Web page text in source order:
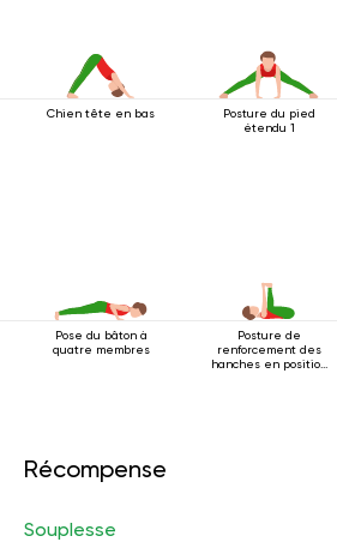
Chien tête en bas
Posture du pied
étendu 1
Pose du bâton à
quatre membres
Posture de
renforcement des
hanches en position
Récompense
Souplesse